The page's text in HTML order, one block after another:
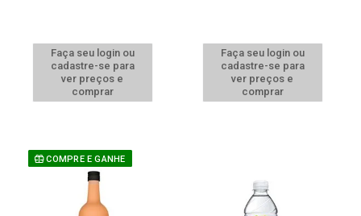
Faça seu login ou
cadastre-se para
ver preços e
comprar
Faça seu login ou
cadastre-se para
ver preços e
comprar
COMPRE E GANHE